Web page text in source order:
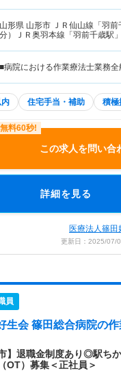
山形県 山形市 ＪＲ仙山線「羽
分）ＪＲ奥羽本線「羽前千歳駅
■病院における作業療法士業務全
住宅手当・補助 積極
この求人を問い合
詳細を見る
医療法人篠
更新日：2025/
員
生会 篠田総合病院の
】退職金制度あり◎駅ち
OT）募集＜正社員＞